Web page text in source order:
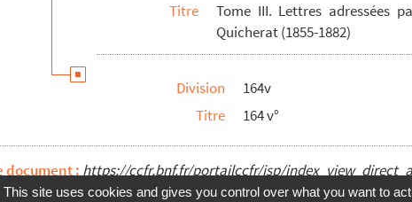
Titre
Tome III. Lettres adressées
Quicherat (1855-1882)
Division
164v
Titre
164 v°
document : https://ccfr.bnf.fr/portailccfr/jsp/
This site uses cookies and gives you control over what you want to